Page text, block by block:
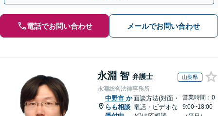
電話でお問い合わせ メールでお問い合わせ
永淵 智 弁護士 山梨県
永淵総合法律事務所
中野市 か
らも相談
面談方法(対面・
電話・ビデオな
営業時間：0
9:00~18:00